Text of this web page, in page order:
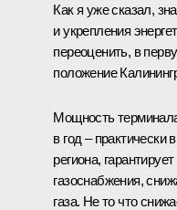
Как я уже сказал,
и укрепления
переоценить, в
положение
Мощность
в год – практически
региона,
газоснабжения,
газа. Не то что